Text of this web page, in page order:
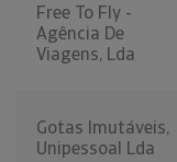
Free To Fly -
Agência De
Viagens, Lda
Gotas Imutáveis,
Unipessoal Lda